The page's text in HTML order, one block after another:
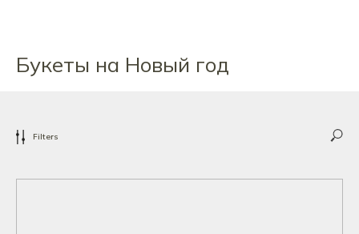
Букеты на Новый год
Filters